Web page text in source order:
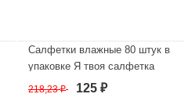
Салфетки влажные 80 штук в
упаковке Я твоя салфетка
Mint ice cream Освежающие
218,23₽ 125 ₽